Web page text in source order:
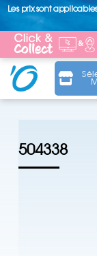
Les prix sont
504338